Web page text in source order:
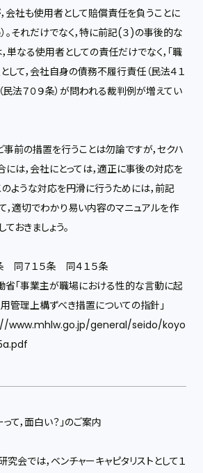
会社も使用者として賠償責任を負うことに
。それだけでなく，特に前記(３)の事後的な
単なる使用者としての責任だけでなく，「職
して，会社自身の債務不履行責任（民法４１
民法７０９条）が問われる裁判例が増えてい
前の措置を行うことは勿論ですが，セクハ
には，会社にとっては，適正に事後の対応を
のような対応を円滑に行うためには，前記
，適切でわかり易い内容のマニュアルを作
おきましょう。
同７１５条 同４１５条
主が職場における性的な言動に起
管理上構ずべき措置についての指針」
general/seido/koyo
て，面白い？」のご案内
会では，ベンチャーキャピタリストとして１